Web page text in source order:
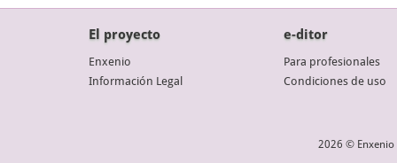
El proyecto
Enxenio
Información Legal
e-ditor
Para profesionales
Condiciones de uso
2026 © Enxenio